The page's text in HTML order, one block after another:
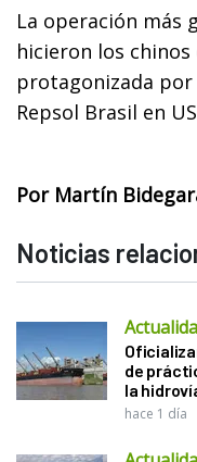
La operación más
hicieron los
protagonizada por
Repsol Brasil en
Por Martín
Noticias
de
la
hace 1 día